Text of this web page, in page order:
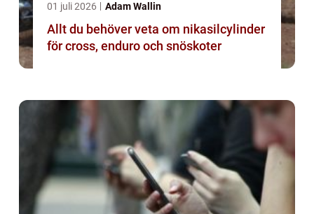
01 juli 2026 Adam Wallin
Allt du behöver veta om nikasilcylinder
för cross, enduro och snöskoter